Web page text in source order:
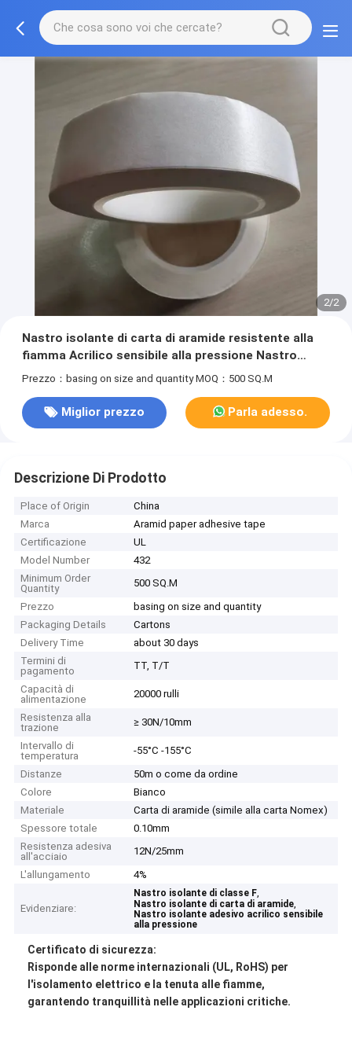
2/2
Nastro isolante di carta di aramide resistente alla
fiamma Acrilico sensibile alla pressione Nastro
isolante di classe F
Prezzo：basing on size and quantity MOQ：500 SQ.M
Miglior prezzo Parla adesso.
Descrizione Di Prodotto
Place of Origin
China
Marca
Aramid paper adhesive tape
Certificazione
UL
Model Number
432
Minimum Order
Quantity
500 SQ.M
Prezzo
basing on size and quantity
Packaging Details
Cartons
Delivery Time
about 30 days
Termini di
pagamento
TT, T/T
Capacità di
alimentazione
20000 rulli
Resistenza alla
trazione
≥ 30N/10mm
Intervallo di
temperatura
-55°C -155°C
Distanze
50m o come da ordine
Colore
Bianco
Materiale
Carta di aramide (simile alla carta Nomex)
Spessore totale
0.10mm
Resistenza adesiva
all'acciaio
12N/25mm
L'allungamento
4%
Evidenziare:
Nastro isolante di classe F,
Nastro isolante di carta di aramide,
Nastro isolante adesivo acrilico sensibile
alla pressione
Certificato di sicurezza:
Risponde alle norme internazionali (UL, RoHS) per
l'isolamento elettrico e la tenuta alle fiamme,
garantendo tranquillità nelle applicazioni critiche.